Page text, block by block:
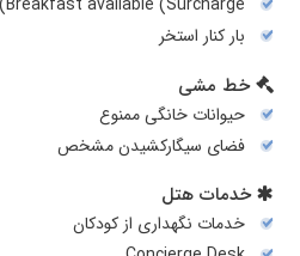
بار کنار استخر
خط مشی
حیوانات خانگی ممنوع
فضای سیگارکشیدن مشخص
خدمات هتل
خدمات نگهداری از کودکان